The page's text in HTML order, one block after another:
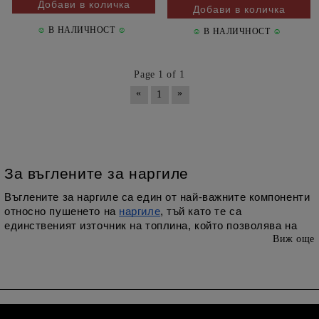
☺ В НАЛИЧНОСТ ☺ ☺ В НАЛИЧНОСТ ☺
Page 1 of 1
«
1 »
За въглените за наргиле
Въглените за наргиле са един от най-важните компоненти
относно пушенето на наргиле, тъй като те са
единственият източник на топлина, който позволява на
ароматизирания тютюн да освободи своя аромат и Виж още